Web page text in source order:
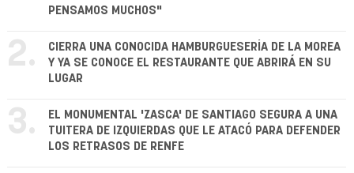
PENSAMOS MUCHOS"
2.
CIERRA UNA CONOCIDA HAMBURGUESERÍA DE LA MOREA
Y YA SE CONOCE EL RESTAURANTE QUE ABRIRÁ EN SU
LUGAR
3.
EL MONUMENTAL 'ZASCA' DE SANTIAGO SEGURA A UNA
TUITERA DE IZQUIERDAS QUE LE ATACÓ PARA DEFENDER
LOS RETRASOS DE RENFE